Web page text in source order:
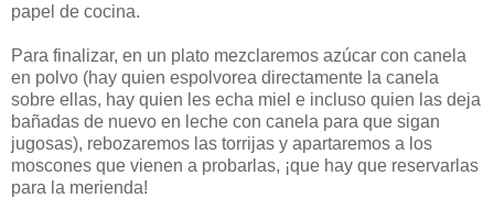
papel de cocina.
Para finalizar, en un plato mezclaremos azúcar con canela
en polvo (hay quien espolvorea directamente la canela
sobre ellas, hay quien les echa miel e incluso quien las deja
bañadas de nuevo en leche con canela para que sigan
jugosas), rebozaremos las torrijas y apartaremos a los
moscones que vienen a probarlas, ¡que hay que reservarlas
para la merienda!